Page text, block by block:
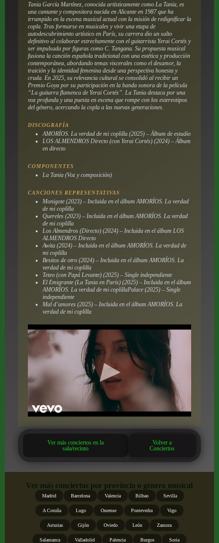
Tania García Martínez, conocida artísticamente como La Tania, es
una cantante y compositora nacida en Alicante en 1987 que ha
irrumpido en la escena musical actual con la misión de redignificar la
copla. Tras formarse en musicales y vivir una etapa de
autodescubrimiento artístico en París, su carrera dio un salto
definitivo al colaborar estrechamente con el guitarrista Yerai Cortés y
ser impulsada por figuras como C. Tangana. Su propuesta musical
fusiona la canción española tradicional con una estética y producción
contemporánea, abordando temas viscerales como el desamor, la
traición y la identidad femenina desde una perspectiva honesta y
cruda. En 2025, su relevancia cultural se consolidó al recibir un
Premio Goya por su participación en la banda sonora de la película
“La guitarra flamenca de Yerai Cortés”. La Tania destaca por una
voz profunda y una puesta en escena que rompe con los estereotipos
del género, acercando la copla a las nuevas generaciones.
DISCOGRAFÍA
AMORÍOS. La verdad de mi coplilla (2025) – Álbum de estudio
LOS ALMENDROS Directo (con Yerai Cortés) (2024) – Álbum
en directo
COMPONENTES
La Tania (Voz y composición)
CANCIONES REPRESENTATIVAS
Monigote (2023) – Incluida en el álbum AMORÍOS. La verdad
de mi coplilla
Quereles (2023) – Incluida en el álbum AMORÍOS. La verdad
de mi coplilla
Los Almendros (Directo) (2024) – Incluida en el álbum LOS
ALMENDROS Directo
Awita (2024) – Incluida en el álbum AMORÍOS. La verdad de
mi coplilla
Besitos de otro (2024) – Incluida en el álbum AMORÍOS. La
verdad de mi coplilla
Teteo (con Papá Levante) (2025) – Single independiente
El Emigrante (La Tania en París) (2025) – Incluida en el álbum
AMORÍOS. La verdad de mi coplillaPalace (2025) – Single
independiente
Mal d’amores (2025) – Incluida en el álbum AMORÍOS. La
verdad de mi coplilla
Ver más conciertos en la
sala/recinto
Volver a
Conciertos
Ver más conciertos por provincia o género musical
Madrid Barcelona Valencia Bilbao Sevilla
A Coruña Lugo Ourense Pontevedra Vigo
Asturias Gijón Oviedo León Zamora
Salamanca Valladolid Palencia Burgos Soria